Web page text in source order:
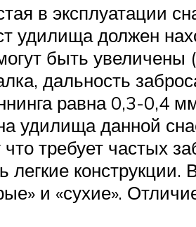
в эксплуатации
удилища должен
быть увеличены
дальность
равна 0,3-0,4
удилища данной
требует частых
легкие
и «сухие».